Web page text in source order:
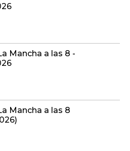
Mancha a las 8 -
Mancha a las 8